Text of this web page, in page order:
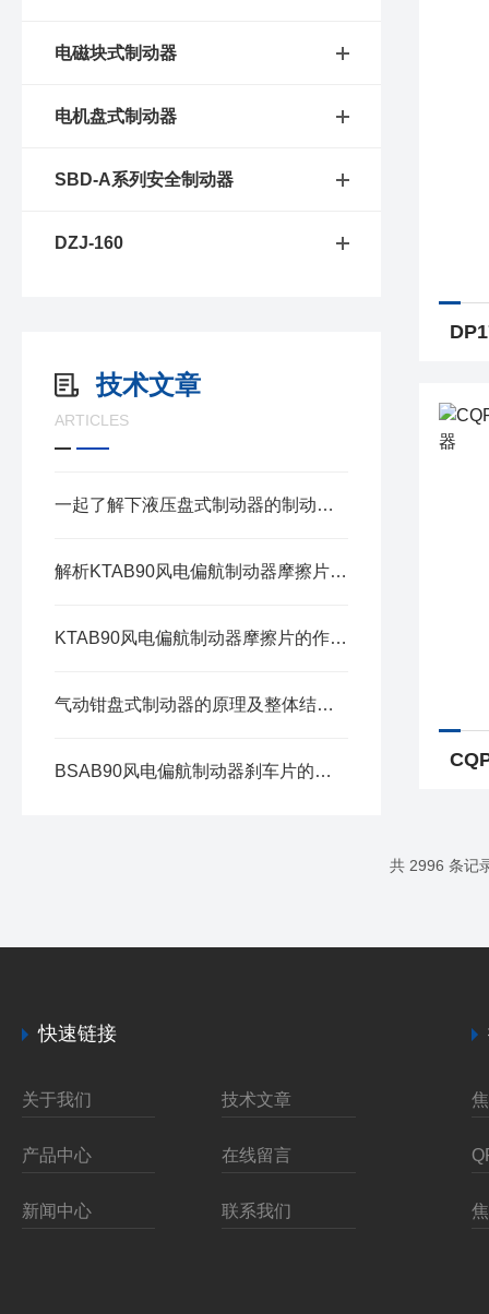
电磁块式制动器
电机盘式制动器
SBD-A系列安全制动器
DZJ-160
技术文章
ARTICLES
一起了解下液压盘式制动器的制动原理
解析KTAB90风电偏航制动器摩擦片的工作原理与性能优势
KTAB90风电偏航制动器摩擦片的作用是什么?
气动钳盘式制动器的原理及整体结构组成介绍
BSAB90风电偏航制动器刹车片的核心作用讲解
共 2996 条记
快速链接
关于我们 技术文章
产品中心 在线留言
新闻中心 联系我们